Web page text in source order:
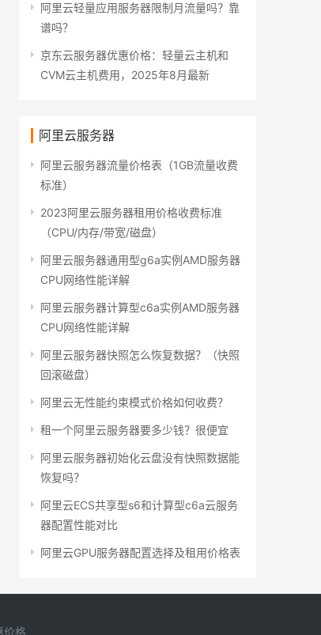
阿里云轻量应用服务器限制月流量吗？靠
谱吗？
京东云服务器优惠价格：轻量云主机和
CVM云主机费用，2025年8月最新
阿里云服务器
阿里云服务器流量价格表（1GB流量收费
标准）
2023阿里云服务器租用价格收费标准
（CPU/内存/带宽/磁盘）
阿里云服务器通用型g6a实例AMD服务器
CPU网络性能详解
阿里云服务器计算型c6a实例AMD服务器
CPU网络性能详解
阿里云服务器快照怎么恢复数据？（快照
回滚磁盘）
阿里云无性能约束模式价格如何收费？
租一个阿里云服务器要多少钱？很便宜
阿里云服务器初始化云盘没有快照数据能
恢复吗？
阿里云ECS共享型s6和计算型c6a云服务
器配置性能对比
阿里云GPU服务器配置选择及租用价格表
价格